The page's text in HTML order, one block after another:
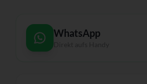
WhatsApp